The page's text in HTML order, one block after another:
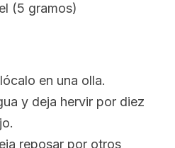
(5 gramos)
en una olla.
y deja hervir por diez
reposar por otros